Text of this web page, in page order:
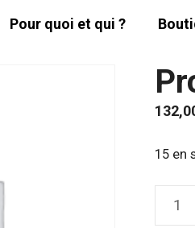
Pour quoi et qui ?
15 en